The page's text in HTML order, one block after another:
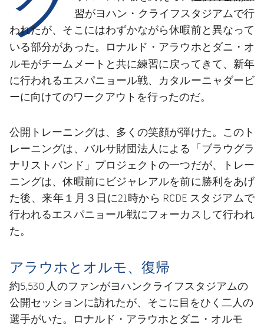
結果
順位表
スケジュール
チケット
順位表
習がヨハン・クライフスタジアムで行
われたが、そこにはわずかながら休暇前と異なって
いる部分があった。
ロナルド・アラウホとダニ・オ
ルモがチームメートと共に練習に戻ってきて、新年
に行われるエスパニョール戦、カタルーニャダービ
ーに向けてのワークアウトを行ったのだ。
公開トレーニングは、多くの笑顔が弾けた。このト
レーニングは、バルサ財団法人による「ブラウグラ
ナリストバンド」プロジェクトの一つだが、トレー
ニングは、休暇前にビジャレアルを前に勝利をあげ
た後、来年１月３日に21時から RCDE スタジアムで
行われるエスパニョール戦にフォーカスして行われ
た。
アラウホとオルモ、復帰
約5,530 人のファンがヨハンクライフスタジアムの
公開セッションに訪れたが、そこに目をひく二人の
選手がいた。ロナルド・アラウホとダニ・オルモ